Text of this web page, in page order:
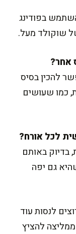
בפודינג
שוקולד מעל.
להכין בסיס
כמו שעושים
בדיוק באותם
גם יפה
לנסות עוד
להציץ